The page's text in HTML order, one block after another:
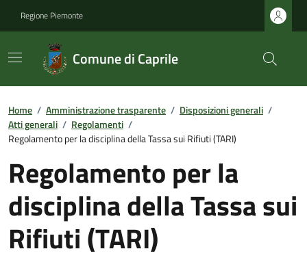
Regione Piemonte
Comune di Caprile
Home / Amministrazione trasparente / Disposizioni generali /
Atti generali / Regolamenti /
Regolamento per la disciplina della Tassa sui Rifiuti (TARI)
Regolamento per la
disciplina della Tassa sui
Rifiuti (TARI)